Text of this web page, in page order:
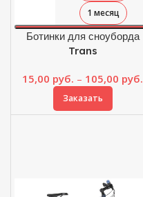
1 месяц
Ботинки для сноуборда
Trans
15,00 руб. – 105,00 руб.
Заказать